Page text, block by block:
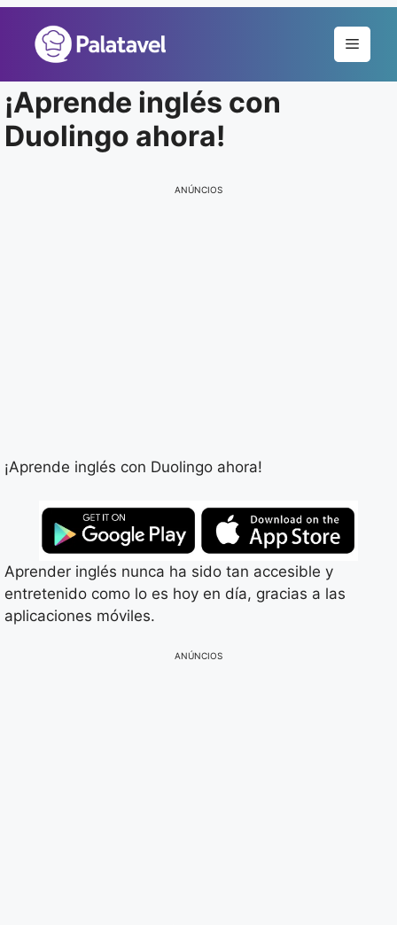
conteúdo
Menu
¡Aprende inglés con
Duolingo ahora!
ANÚNCIOS
¡Aprende inglés con Duolingo ahora!
Aprender inglés nunca ha sido tan accesible y
entretenido como lo es hoy en día, gracias a las
aplicaciones móviles.
ANÚNCIOS